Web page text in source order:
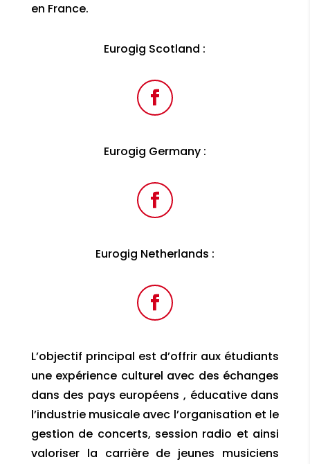
en France.
Eurogig Scotland :
Eurogig Germany :
Eurogig Netherlands :
L’objectif principal est d’offrir aux étudiants
une expérience culturel avec des échanges
dans des pays européens , éducative dans
l’industrie musicale avec l’organisation et le
gestion de concerts, session radio et ainsi
valoriser la carrière de jeunes musiciens